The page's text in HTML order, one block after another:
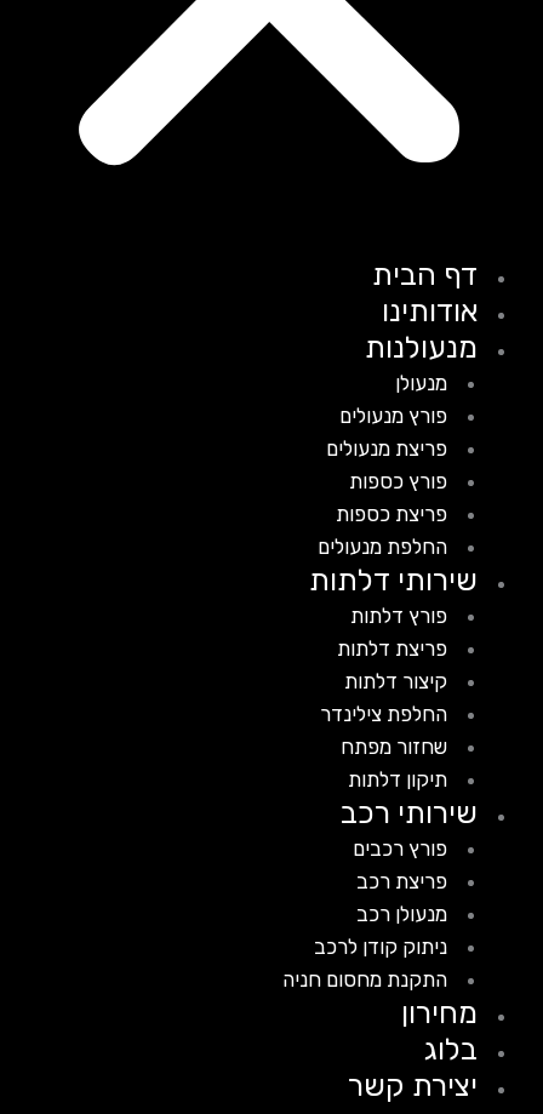
דף הבית
אודותינו
מנעולנות
מנעולן
פורץ מנעולים
פריצת מנעולים
פורץ כספות
פריצת כספות
החלפת מנעולים
שירותי דלתות
פורץ דלתות
פריצת דלתות
קיצור דלתות
החלפת צילינדר
שחזור מפתח
תיקון דלתות
שירותי רכב
פורץ רכבים
פריצת רכב
מנעולן רכב
ניתוק קודן לרכב
התקנת מחסום חניה
מחירון
בלוג
יצירת קשר